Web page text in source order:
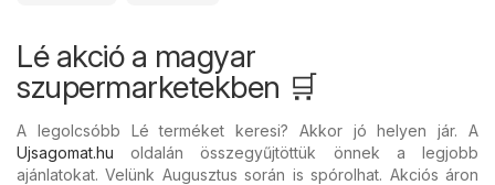
Lé akció a magyar
szupermarketekben 🛒
A legolcsóbb Lé terméket keresi? Akkor jó helyen jár. A
Ujsagomat.hu oldalán összegyűjtöttük önnek a legjobb
ajánlatokat. Velünk Augusztus során is spórolhat. Akciós áron